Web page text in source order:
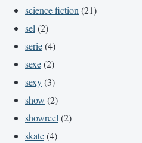
science fiction (21)
sel (2)
serie(4)
sexe(2)
sexy(3)
show (2)
showreel (2)
skate(4)